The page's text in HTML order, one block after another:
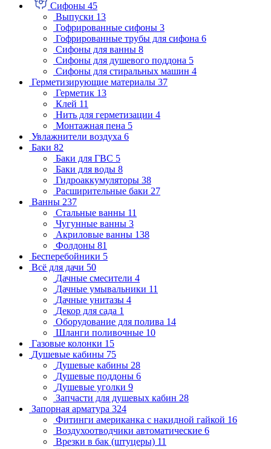
Сифоны 45
Выпуски 13
Гофрированные сифоны 3
Гофрированные трубы для сифона 6
Сифоны для ванны 8
Сифоны для душевого поддона 5
Сифоны для стиральных машин 4
Герметизирующие материалы 37
Герметик 13
Клей 11
Нить для герметизации 4
Монтажная пена 5
Увлажнители воздуха 6
Баки 82
Баки для ГВС 5
Баки для воды 8
Гидроаккумуляторы 38
Расширительные баки 27
Ванны 237
Стальные ванны 11
Чугунные ванны 3
Акриловые ванны 138
Фолдоны 81
Бесперебойники 5
Всё для дачи 50
Дачные смесители 4
Дачные умывальники 11
Дачные унитазы 4
Декор для сада 1
Оборудование для полива 14
Шланги поливочные 10
Газовые колонки 15
Душевые кабины 75
Душевые кабины 28
Душевые поддоны 6
Душевые уголки 9
Запчасти для душевых кабин 28
Запорная арматура 324
Фитинги американка с накидной гайкой 16
Воздухоотводчики автоматические 6
Врезки в бак (штуцеры) 11